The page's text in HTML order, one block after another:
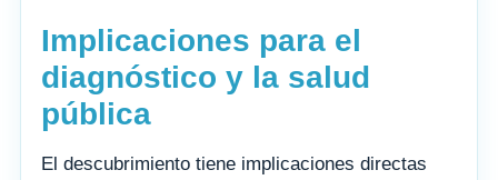
Implicaciones para el
diagnóstico y la salud
pública
El descubrimiento tiene implicaciones directas